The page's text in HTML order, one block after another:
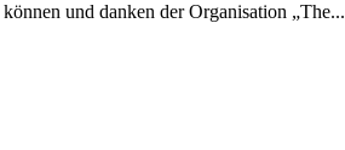
und danken der Organisation „The...